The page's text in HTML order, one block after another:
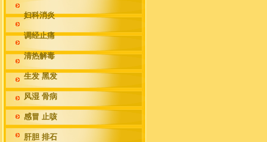
妇科消炎
调经止痛
清热解毒
生发 黑发
风湿 骨病
感冒 止咳
肝胆 排石